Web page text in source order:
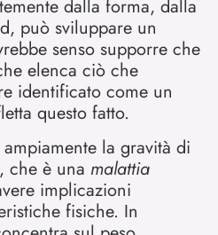
dalla forma, dalla
può sviluppare un
senso supporre che
elenca ciò che
identificato come un
questo fatto.
la gravità di
che è una malattia
implicazioni
fisiche. In